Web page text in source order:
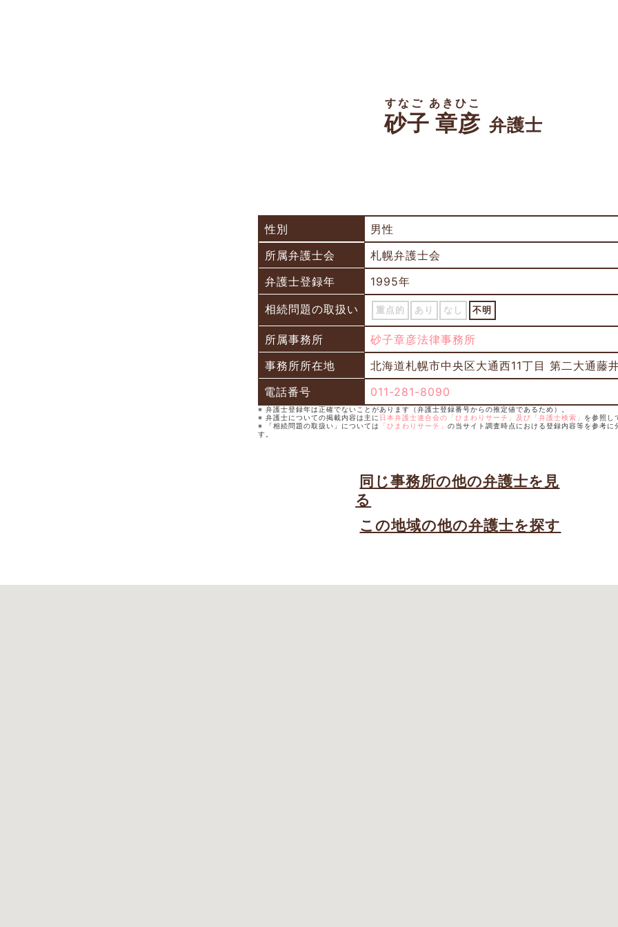
砂子 章彦
すなご あきひこ
弁護士
性別
男性
所属弁護士会
札幌弁護士会
弁護士登録年
1995年
相続問題の取扱い
重点的 あり なし 不明
所属事務所
砂子章彦法律事務所
事務所所在地
北海道札幌市中央区大通西11丁目 第二大通藤
電話番号
011-281-8090
※ 弁護士登録年は正確でないことがあります（弁護士登録番号からの推定値であるため）。
※ 弁護士についての掲載内容は主に 日本弁護士連合会の「ひまわりサーチ」及び「弁護士検索」
を参照し
※ 「相続問題の取扱い」については
「ひまわりサーチ」 の当サイト調査時点における登録内容等を参考に
す。
同じ事務所の他の弁護士を見
る
この地域の他の弁護士を探す